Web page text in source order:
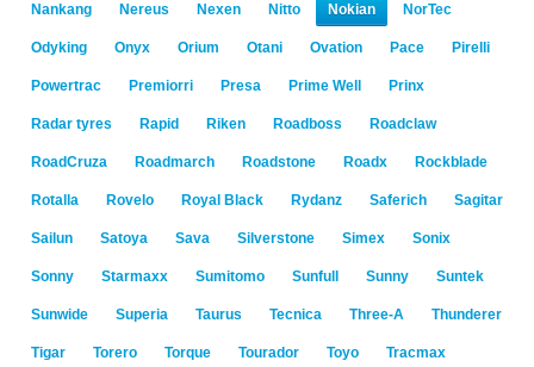
Nankang Nereus Nexen Nitto Nokian NorTec
Odyking Onyx Orium Otani Ovation Pace Pirelli
Powertrac Premiorri Presa Prime Well Prinx
Radar tyres Rapid Riken Roadboss Roadclaw
RoadCruza Roadmarch Roadstone Roadx Rockblade
Rotalla Rovelo Royal Black Rydanz Saferich Sagitar
Sailun Satoya Sava Silverstone Simex Sonix
Sonny Starmaxx Sumitomo Sunfull Sunny Suntek
Sunwide Superia Taurus Tecnica Three-A Thunderer
Tigar Torero Torque Tourador Toyo Tracmax